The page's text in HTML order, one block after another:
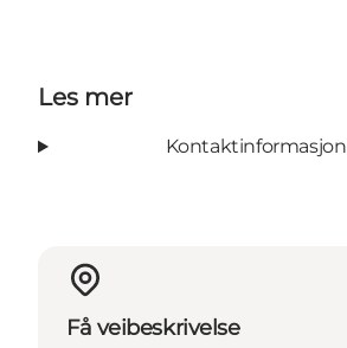
Les mer
Kontaktinformasjon
Få veibeskrivelse